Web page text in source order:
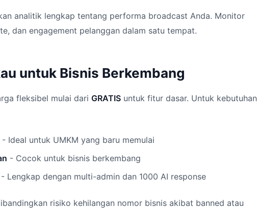
analitik lengkap tentang performa broadcast Anda. Monitor
dan engagement pelanggan dalam satu tempat.
untuk Bisnis Berkembang
fleksibel mulai dari GRATIS untuk fitur dasar. Untuk kebutuhan
- Ideal untuk UMKM yang baru memulai
- Cocok untuk bisnis berkembang
- Lengkap dengan multi-admin dan 1000 AI response
risiko kehilangan nomor bisnis akibat banned atau